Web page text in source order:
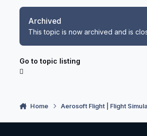
Archived
This topic is now archived and is
Go to topic listing
Home Aerosoft Flight | Flight